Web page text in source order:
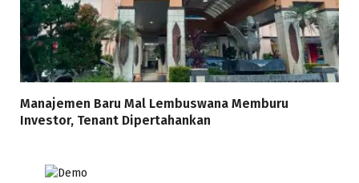
Manajemen Baru Mal Lembuswana Memburu
Investor, Tenant Dipertahankan